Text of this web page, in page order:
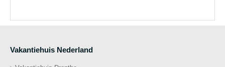
Vakantiehuis Nederland